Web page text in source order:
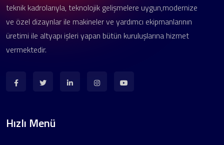
teknik kadrolarıyla, teknolojik gelişmelere uygun,modernize
ve özel dizaynlar ile makineler ve yardımcı ekipmanlarının
üretimi ile altyapı işleri yapan bütün kuruluşlarına hizmet
vermektedir.
Hızlı Menü